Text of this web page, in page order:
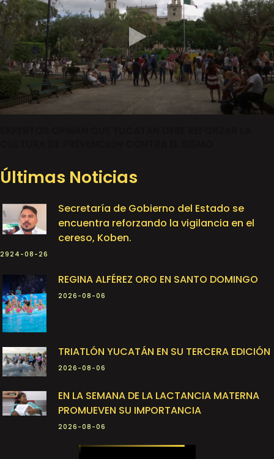
Últimas Noticias
Secretaría de Gobierno del Estado se
encuentra reforzando la vigilancia en el
cereso, Koben.
2924-08-26
REGINA ALFÉREZ ORO EN SANTO DOMINGO
2026-08-06
TRIATLÓN YUCATÁN EN SU TERCERA EDICIÓN
2026-08-06
EN LA SEMANA DE LA LACTANCIA MATERNA
PROMUEVEN SU IMPORTANCIA
2026-08-06